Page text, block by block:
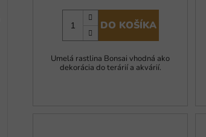
DO KOŠÍKA
Umelá rastlina Bonsai vhodná ako
dekorácia do terárií a akvárií.